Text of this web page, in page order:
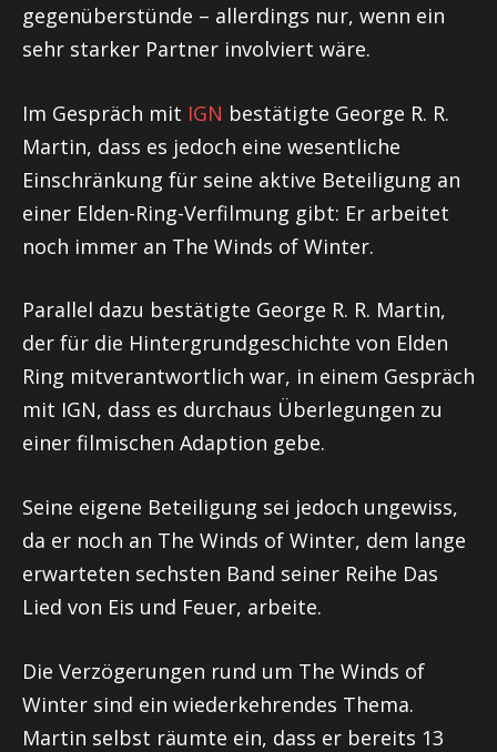
gegenüberstünde – allerdings nur, wenn ein
sehr starker Partner involviert wäre.
Im Gespräch mit IGN bestätigte George R. R.
Martin, dass es jedoch eine wesentliche
Einschränkung für seine aktive Beteiligung an
einer Elden-Ring-Verfilmung gibt: Er arbeitet
noch immer an The Winds of Winter.
Parallel dazu bestätigte George R. R. Martin,
der für die Hintergrundgeschichte von Elden
Ring mitverantwortlich war, in einem Gespräch
mit IGN, dass es durchaus Überlegungen zu
einer filmischen Adaption gebe.
Seine eigene Beteiligung sei jedoch ungewiss,
da er noch an The Winds of Winter, dem lange
erwarteten sechsten Band seiner Reihe Das
Lied von Eis und Feuer, arbeite.
Die Verzögerungen rund um The Winds of
Winter sind ein wiederkehrendes Thema.
Martin selbst räumte ein, dass er bereits 13